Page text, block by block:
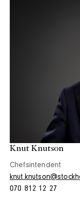
Knut Knutson
Chefsintendent
070 812 12 27